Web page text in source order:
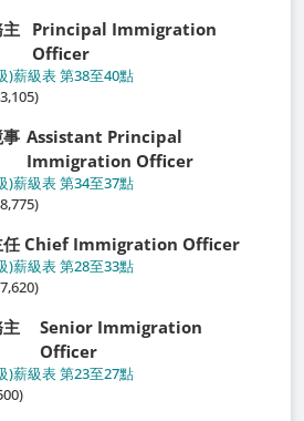
Principal Immigration
Officer
)薪級表 第38至40點
Assistant Principal
Immigration Officer
)薪級表 第34至37點
Chief Immigration Officer
)薪級表 第28至33點
Senior Immigration
Officer
)薪級表 第23至27點